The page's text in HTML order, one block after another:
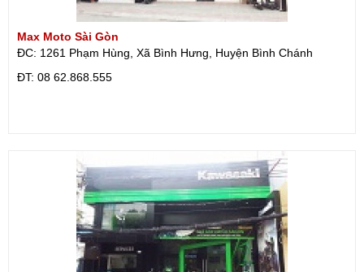
Max Moto Sài Gòn
ĐC: 1261 Phạm Hùng, Xã Bình Hưng, Huyện Bình Chánh
ÐT: 08 62.868.555